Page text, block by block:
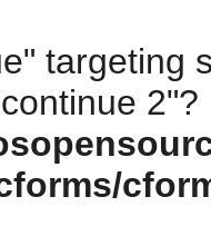
targeting
2"?